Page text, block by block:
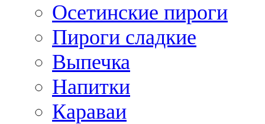
Осетинские пироги
Пироги сладкие
Выпечка
Напитки
Караваи